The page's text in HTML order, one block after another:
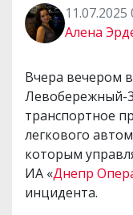
11.07.2025
Алена
Вчера вечером
Левобережный-
транспортное
легкового
которым
ИА «Днепр
инцидента.